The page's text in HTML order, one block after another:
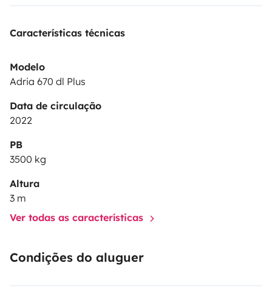
Características técnicas
Modelo
Adria 670 dl Plus
Data de circulação
2022
PB
3500 kg
Altura
3 m
Ver todas as características
Condições do aluguer